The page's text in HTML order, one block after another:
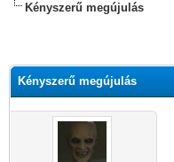
Kényszerű megújulás
Kényszerű megújulás